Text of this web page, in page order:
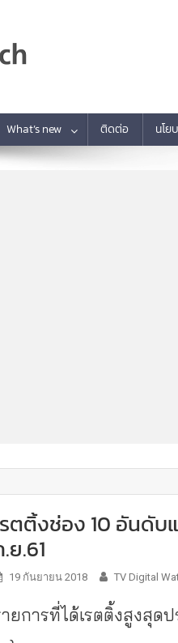
What’s new ติดต่อ นโย
ตติ้งช่อง 10 อันดับ
ย.61
19 กันยายน 2018 TV Digital
ยการที่ได้เรตติ้งสูงสุดป